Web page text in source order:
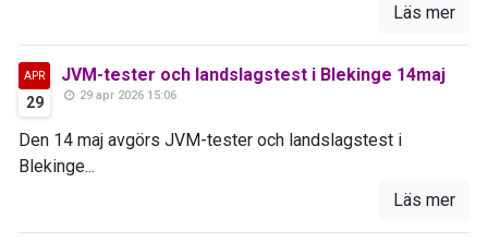
Läs mer
APR
29
JVM-tester och landslagstest i Blekinge 14maj
29 apr 2026 15:06
Den 14 maj avgörs JVM-tester och landslagstest i
Blekinge...
Läs mer